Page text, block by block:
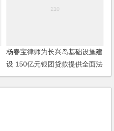
杨春宝律师为长兴岛基础设施建
设 150亿元银团贷款提供全面法
律服务